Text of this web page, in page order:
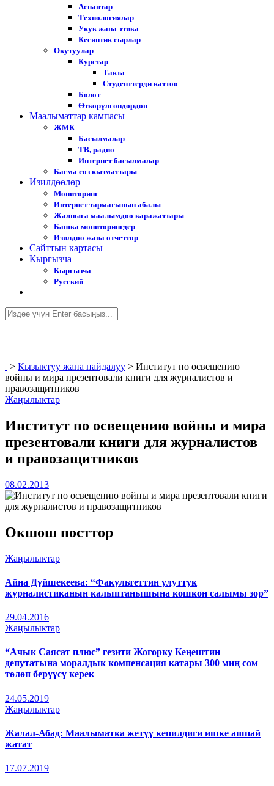
Аспаптар
Технологиялар
Укук жана этика
Кесиптик сырлар
Окутуулар
Курстар
Такта
Студенттерди каттоо
Болот
Өткөрүлгөндөрдөн
Маалыматтар кампасы
ЖМК
Басылмалар
ТВ, радио
Интернет басылмалар
Басма сөз кызматтары
Изилдөөлөр
Мониторинг
Интернет тармагынын абалы
Жалпыга маалымдоо каражаттары
Башка мониторингдер
Изилдөө жана отчеттор
Cайттын картасы
Кыргызча
Кыргызча
Русский
> Кызыктуу жана пайдалуу > Институт по освещению
войны и мира презентовали книги для журналистов и
правозащитников
Жаңылыктар
Институт по освещению войны и мира
презентовали книги для журналистов
и правозащитников
08.02.2013
Окшош посттор
Жаңылыктар
Айна Дүйшекеева: “Факультеттин улуттук
журналистиканын калыптанышына кошкон салымы зор”
29.04.2016
Жаңылыктар
“Ачык Саясат плюс” гезити Жогорку Кеңештин
депутатына моралдык компенсация катары 300 миң сом
төлөп берүүсү керек
24.05.2019
Жаңылыктар
Жалал-Абад: Маалыматка жетүү кепилдиги ишке ашпай
жатат
17.07.2019